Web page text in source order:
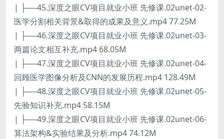
| ├──45.深度之眼CV项目就业小班 先修课.02unet-02-
医学分割相关背景&取得的成果及意义.mp4 77.25M
| ├──46.深度之眼CV项目就业小班 先修课.02unet-03-
两篇论文相互补充.mp4 68.05M
| ├──47.深度之眼CV项目就业小班 先修课.02unet-04-
回顾医学图像分析及CNN的发展历程.mp4 128.49M
| ├──48.深度之眼CV项目就业小班 先修课.02unet-05-
先验知识补充.mp4 58.15M
| ├──49.深度之眼CV项目就业小班 先修课.02unet-06-
算法架构&实验结果及分析.mp4 74.12M